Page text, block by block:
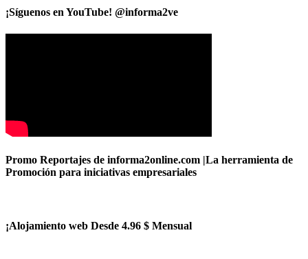
¡Síguenos en YouTube! @informa2ve
Promo Reportajes de informa2online.com |La herramienta de
Promoción para iniciativas empresariales
¡Alojamiento web Desde 4.96 $ Mensual